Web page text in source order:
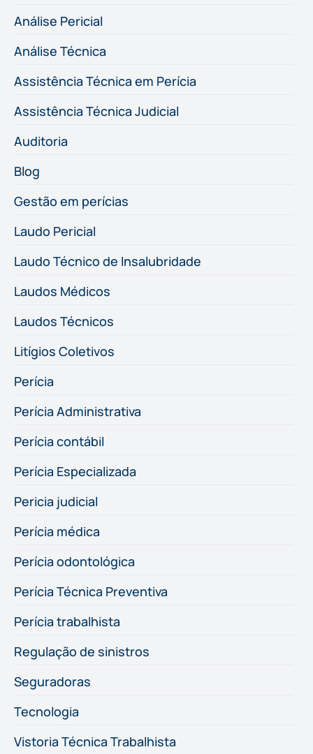
Análise Pericial
Análise Técnica
Assistência Técnica em Perícia
Assistência Técnica Judicial
Auditoria
Blog
Gestão em perícias
Laudo Pericial
Laudo Técnico de Insalubridade
Laudos Médicos
Laudos Técnicos
Litígios Coletivos
Perícia
Perícia Administrativa
Perícia contábil
Perícia Especializada
Pericia judicial
Perícia médica
Perícia odontológica
Perícia Técnica Preventiva
Perícia trabalhista
Regulação de sinistros
Seguradoras
Tecnologia
Vistoria Técnica Trabalhista